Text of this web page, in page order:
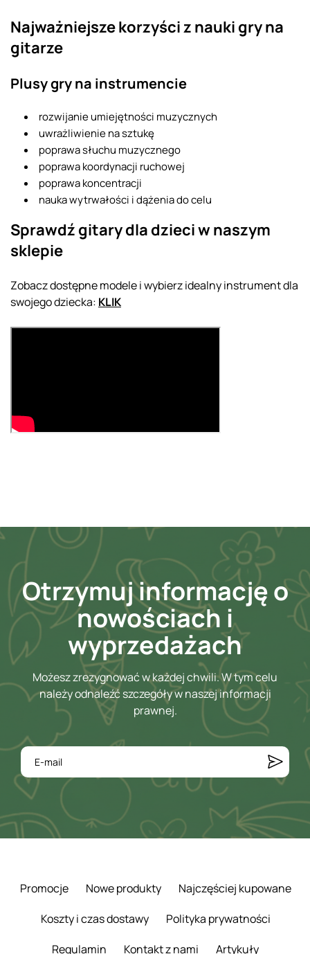
Najważniejsze korzyści z nauki gry na
gitarze
Plusy gry na instrumencie
rozwijanie umiejętności muzycznych
uwrażliwienie na sztukę
poprawa słuchu muzycznego
poprawa koordynacji ruchowej
poprawa koncentracji
nauka wytrwałości i dążenia do celu
Sprawdź gitary dla dzieci w naszym
sklepie
Zobacz dostępne modele i wybierz idealny instrument dla
swojego dziecka: KLIK
Otrzymuj informację o
nowościach i
wyprzedażach
Możesz zrezygnować w każdej chwili. W tym celu
należy odnaleźć szczegóły w naszej informacji
prawnej.
Promocje Nowe produkty
Najczęściej kupowane
Koszty i czas dostawy
Polityka prywatności
Regulamin
Kontakt z nami Artykuły